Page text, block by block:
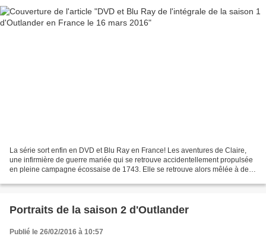
La série sort enfin en DVD et Blu Ray en France! Les aventures de Claire,
une infirmière de guerre mariée qui se retrouve accidentellement propulsée
en pleine campagne écossaise de 1743. Elle se retrouve alors mêlée à des
Portraits de la saison 2 d'Outlander
Publié le 26/02/2016 à 10:57